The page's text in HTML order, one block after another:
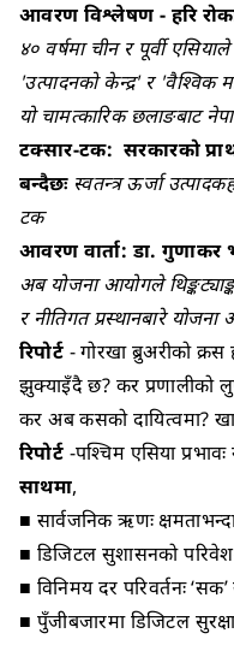
आवरण विश्लेषण - हरि
४० वर्षमा चीन र पूर्वी
'उत्पादनको केन्द्र' र 'वैश्विक
यो चामत्कारिक छलाङबाट
टक्सार-टक: सरकारको
बन्दैछः स्वतन्त्र ऊर्जा
टक
आवरण वार्ता: डा. गुणाकर
अब योजना आयोगले
र नीतिगत प्रस्थानबारे
रिपोर्ट - गोरखा ब्रुअरीको
झुक्याइँदै छ? कर प्रणालीको
कर अब कसको दायित्वमा?
रिपोर्ट -पश्चिम एसिया
साथमा,
■ सार्वजनिक ऋणः
■ डिजिटल सुशासनको
■ विनिमय दर परिवर्तनः
■ पुँजीबजारमा डिजिटल